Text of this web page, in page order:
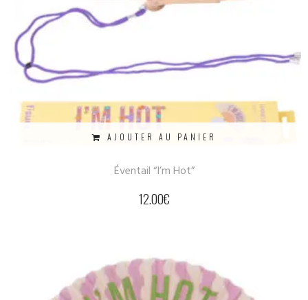
AJOUTER AU PANIER
Éventail “I’m Hot”
12.00€